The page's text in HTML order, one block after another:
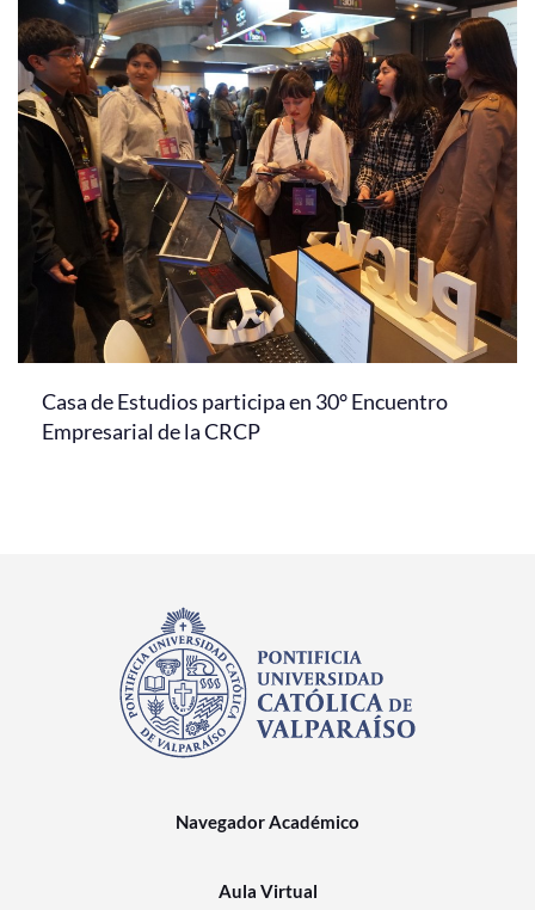
Casa de Estudios participa en 30° Encuentro
Empresarial de la CRCP
Navegador Académico
Aula Virtual